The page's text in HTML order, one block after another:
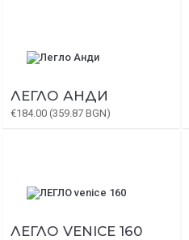
ЛЕГЛО АНДИ
€184.00 (359.87 BGN)
ЛЕГЛО VENICE 160